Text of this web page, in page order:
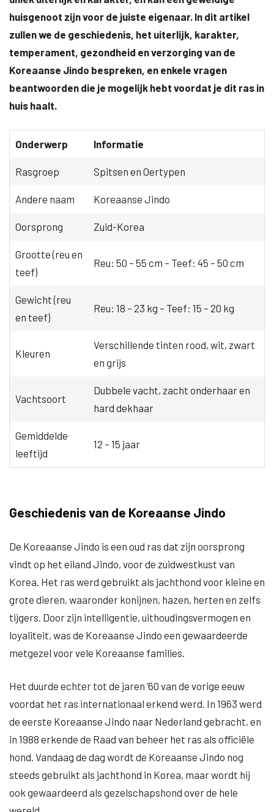
huisgenoot zijn voor de juiste eigenaar. In dit artikel
zullen we de geschiedenis, het uiterlijk, karakter,
temperament, gezondheid en verzorging van de
Koreaanse Jindo bespreken, en enkele vragen
beantwoorden die je mogelijk hebt voordat je dit ras in
huis haalt.
Onderwerp Informatie
Rasgroep Spitsen en Oertypen
Andere naam Koreaanse Jindo
Oorsprong Zuid-Korea
Grootte (reu en
teef)
Reu: 50 – 55 cm – Teef: 45 – 50 cm
Gewicht (reu
en teef)
Reu: 18 – 23 kg – Teef: 15 – 20 kg
Kleuren
Verschillende tinten rood, wit, zwart
en grijs
Vachtsoort
Dubbele vacht, zacht onderhaar en
hard dekhaar
Gemiddelde
leeftijd
12 – 15 jaar
Geschiedenis van de Koreaanse Jindo
De Koreaanse Jindo is een oud ras dat zijn oorsprong
vindt op het eiland Jindo, voor de zuidwestkust van
Korea. Het ras werd gebruikt als jachthond voor kleine en
grote dieren, waaronder konijnen, hazen, herten en zelfs
tijgers. Door zijn intelligentie, uithoudingsvermogen en
loyaliteit, was de Koreaanse Jindo een gewaardeerde
metgezel voor vele Koreaanse families.
Het duurde echter tot de jaren ’60 van de vorige eeuw
voordat het ras internationaal erkend werd. In 1963 werd
de eerste Koreaanse Jindo naar Nederland gebracht, en
in 1988 erkende de Raad van beheer het ras als officiële
hond. Vandaag de dag wordt de Koreaanse Jindo nog
steeds gebruikt als jachthond in Korea, maar wordt hij
ook gewaardeerd als gezelschapshond over de hele